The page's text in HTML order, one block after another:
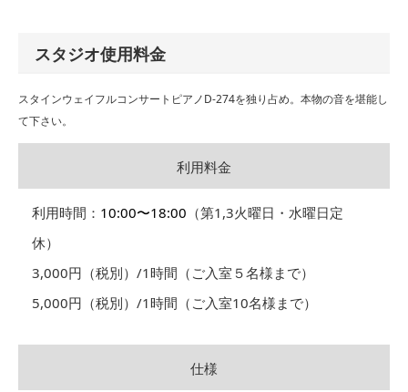
スタジオ使用料金
スタインウェイフルコンサートピアノD-274を独り占め。本物の音を堪能し
て下さい。
利用料金
利用時間： 10:00〜18:00 （第1,3火曜日・水曜日定
休）
3,000円（税別）/1時間（ご入室５名様まで）
5,000円（税別）/1時間（ご入室10名様まで）
仕様